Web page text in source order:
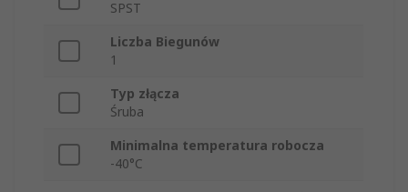
SPST
Liczba Biegunów
1
Typ złącza
Śruba
Minimalna temperatura robocza
-40°C